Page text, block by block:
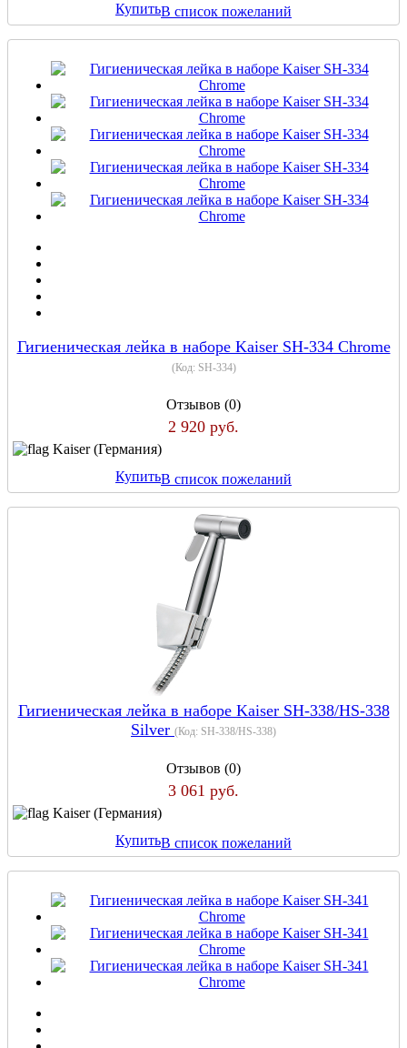
КупитьВ список пожеланий
Гигиеническая лейка в наборе Kaiser SH-334 Chrome
(Код: SH-334)
Отзывов (0)
2 920 руб.
Kaiser (Германия)
КупитьВ список пожеланий
Гигиеническая лейка в наборе Kaiser SH-338/HS-338
Silver (Код: SH-338/HS-338)
Отзывов (0)
3 061 руб.
Kaiser (Германия)
КупитьВ список пожеланий